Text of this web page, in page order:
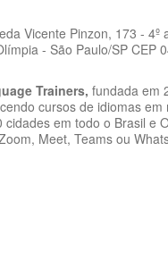
Vicente Pinzon, 173 - 4º
- São Paulo/SP CEP
Trainers, fundada em
cursos de idiomas em
cidades em todo o Brasil e
Meet, Teams ou